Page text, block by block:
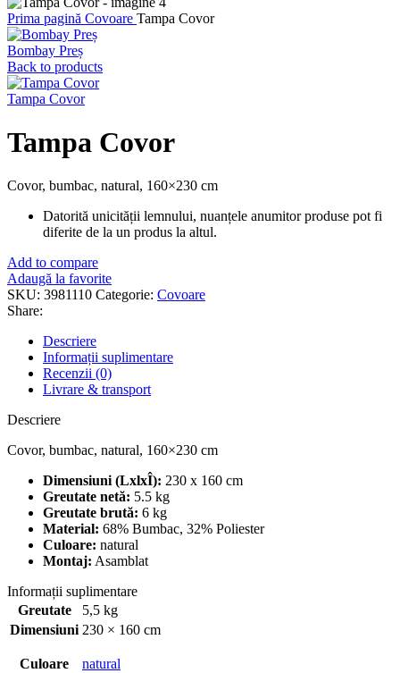
Prima pagină Covoare Tampa Covor
Bombay Preș
Back to products
Tampa Covor
Tampa Covor
Covor, bumbac, natural, 160×230 cm
Datorită unicității lemnului, nuanțele anumitor produse pot fi
diferite de la un produs la altul.
Add to compare
Adaugă la favorite
SKU: 3981110 Categorie: Covoare
Share:
Descriere
Informații suplimentare
Recenzii (0)
Livrare & transport
Descriere
Covor, bumbac, natural, 160×230 cm
Dimensiuni (LxlxÎ): 230 x 160 cm
Greutate netă: 5.5 kg
Greutate brută: 6 kg
Material: 68% Bumbac, 32% Poliester
Culoare: natural
Montaj: Asamblat
Informații suplimentare
Greutate
5,5 kg
Dimensiuni 230 × 160 cm
Culoare natural